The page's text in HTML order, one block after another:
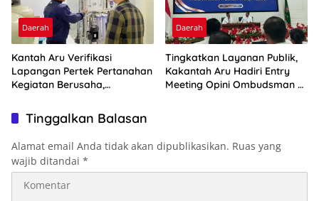
Daerah
Kantah Aru Verifikasi
Lapangan Pertek Pertanahan
Kegiatan Berusaha,
Daerah
Tingkatkan Layanan Publik,
Kakantah Aru Hadiri Entry
Meeting Opini Ombudsman RI
Tinggalkan Balasan
Alamat email Anda tidak akan dipublikasikan. Ruas yang
wajib ditandai *